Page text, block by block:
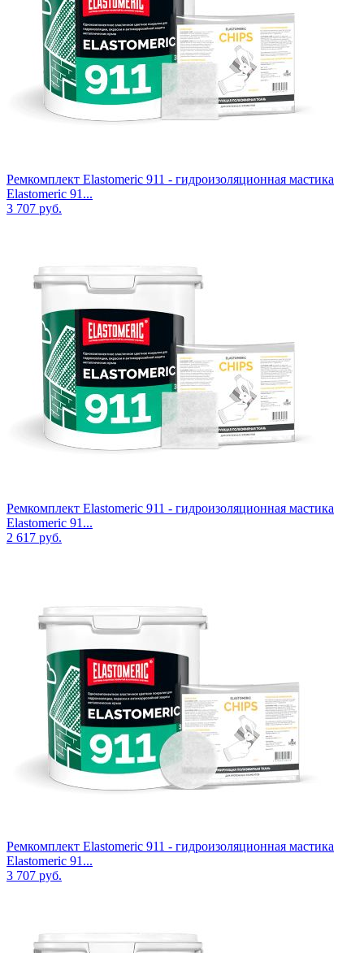
Ремкомплект Elastomeric 911 - гидроизоляционная мастика
Elastomeric 91...
3 707 руб.
Ремкомплект Elastomeric 911 - гидроизоляционная мастика
Elastomeric 91...
2 617 руб.
Ремкомплект Elastomeric 911 - гидроизоляционная мастика
Elastomeric 91...
3 707 руб.